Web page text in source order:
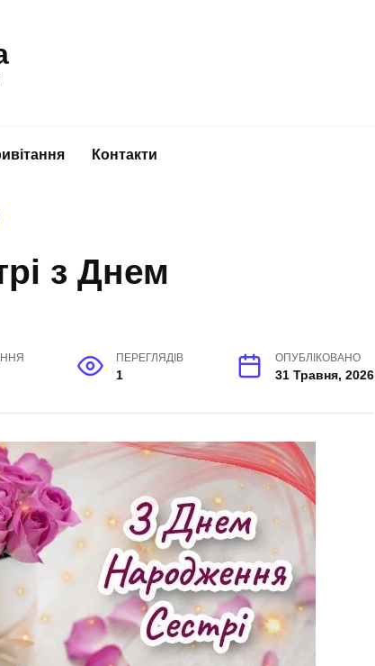
Контакти
з Днем
ПЕРЕГЛЯДІВ
1
ОПУБЛІКОВАНО
31 Травня, 2026